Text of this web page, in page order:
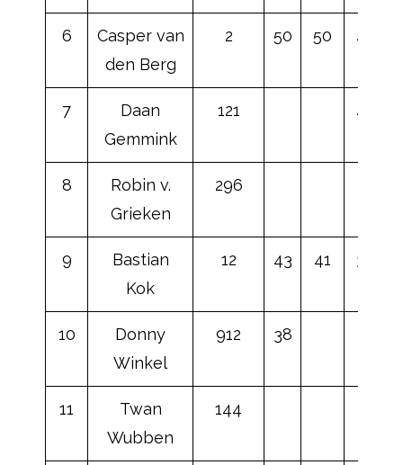
6
Casper van
den Berg
2 50 50 45
7
Daan
Gemmink
121 47
8
Robin v.
Grieken
296
9
Bastian
Kok
12 43 41 39
10
Donny
Winkel
912 38
11
Twan
Wubben
144